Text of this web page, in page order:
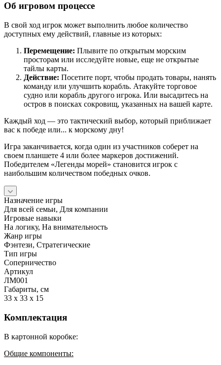
Об игровом процессе
В свой ход игрок может выполнить любое количество
доступных ему действий, главные из которых:
Перемещение: Плывите по открытым морским
просторам или исследуйте новые, еще не открытые
тайлы карты.
Действие: Посетите порт, чтобы продать товары, нанять
команду или улучшить корабль. Атакуйте торговое
судно или корабль другого игрока. Или высадитесь на
остров в поисках сокровищ, указанных на вашей карте.
Каждый ход — это тактический выбор, который приближает
вас к победе или... к морскому дну!
Игра заканчивается, когда один из участников соберет на
своем планшете 4 или более маркеров достижений.
Победителем «Легенды морей» становится игрок с
наибольшим количеством победных очков.
Назначение игры
Для всей семьи, Для компании
Игровые навыки
На логику, На внимательность
Жанр игры
Фэнтези, Стратегические
Тип игры
Соперничество
Артикул
ЛМ001
Габариты, см
33 x 33 x 15
Комплектация
В картонной коробке:
Общие компоненты: